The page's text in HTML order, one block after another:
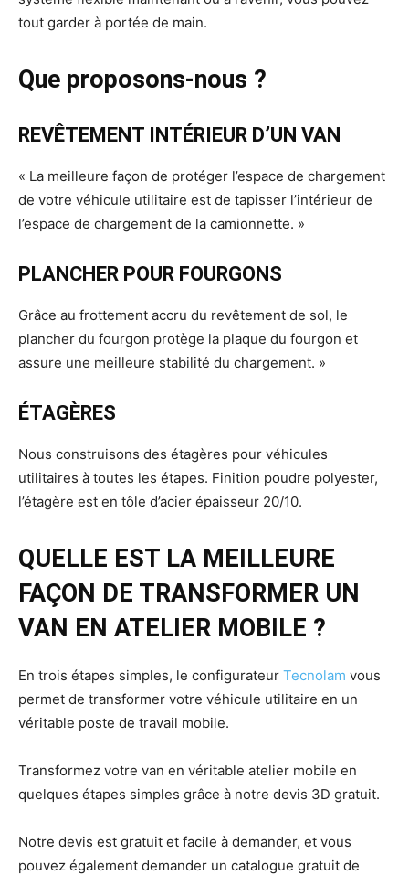
tout garder à portée de main.
Que proposons-nous ?
REVÊTEMENT INTÉRIEUR D’UN VAN
« La meilleure façon de protéger l’espace de chargement
de votre véhicule utilitaire est de tapisser l’intérieur de
l’espace de chargement de la camionnette. »
PLANCHER POUR FOURGONS
Grâce au frottement accru du revêtement de sol, le
plancher du fourgon protège la plaque du fourgon et
assure une meilleure stabilité du chargement. »
ÉTAGÈRES
Nous construisons des étagères pour véhicules
utilitaires à toutes les étapes. Finition poudre polyester,
l’étagère est en tôle d’acier épaisseur 20/10.
QUELLE EST LA MEILLEURE
FAÇON DE TRANSFORMER UN
VAN EN ATELIER MOBILE ?
En trois étapes simples, le configurateur Tecnolam vous
permet de transformer votre véhicule utilitaire en un
véritable poste de travail mobile.
Transformez votre van en véritable atelier mobile en
quelques étapes simples grâce à notre devis 3D gratuit.
Notre devis est gratuit et facile à demander, et vous
pouvez également demander un catalogue gratuit de